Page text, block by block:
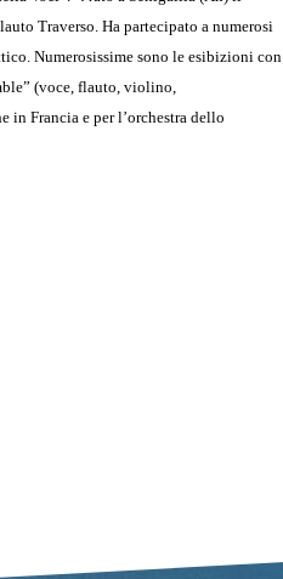
Traverso. Ha partecipato a numerosi
Numerosissime sono le esibizioni con
(voce, flauto, violino,
in Francia e per l’orchestra dello